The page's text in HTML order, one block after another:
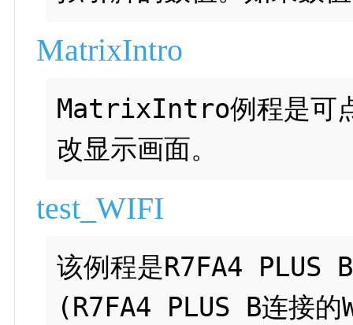
MatrixIntro
MatrixIntro例程是可
test_WIFI
该例程是R7FA4 PLUS
(R7FA4 PLUS B连接